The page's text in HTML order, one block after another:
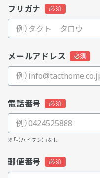
フリガナ
メールアドレス
電話番号
※「-（ハイフン）」なし
郵便番号